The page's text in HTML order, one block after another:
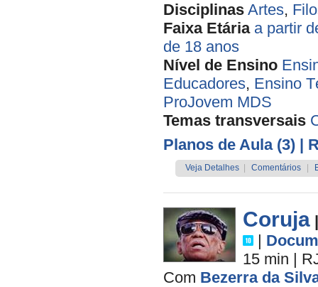
Disciplinas Artes,
Faixa Etária a partir
de 18 anos
Nível de Ensino
Educadores, Ensino
ProJovem MDS
Temas transversais
Planos de Aula (3) |
Veja Detalhes Comentários
Coruja
|
15 min |
Com Bezerra da